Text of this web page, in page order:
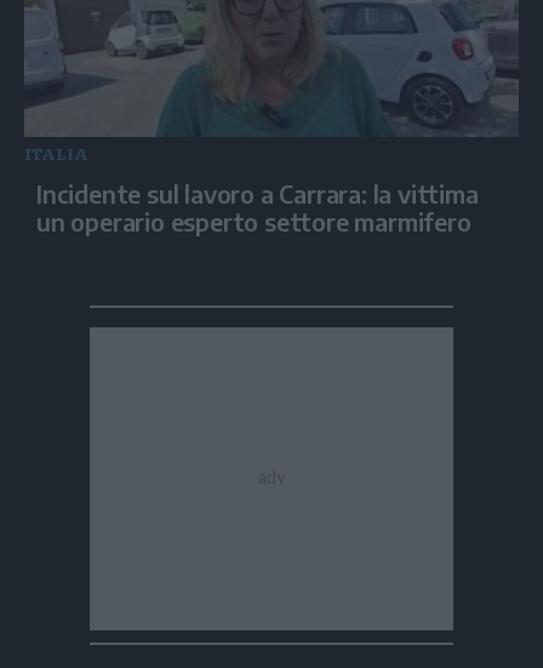
ITALIA
Incidente sul lavoro a Carrara: la vittima
un operario esperto settore marmifero